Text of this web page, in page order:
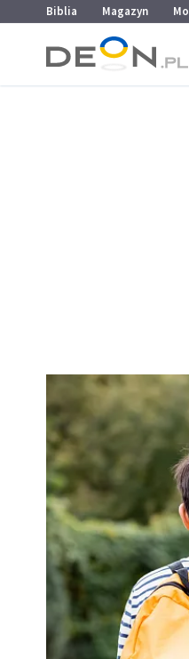
Przejdź do menu głównego
Przejdź do treści
Biblia Magazyn